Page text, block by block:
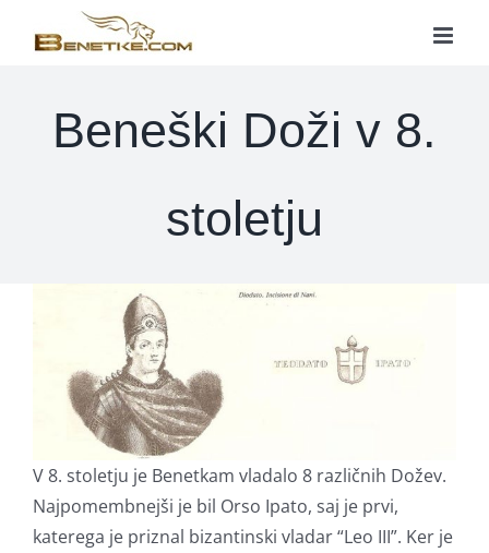
Beneški Doži v 8.
stoletju
V 8. stoletju je Benetkam vladalo 8 različnih Dožev.
Najpomembnejši je bil Orso Ipato, saj je prvi,
katerega je priznal bizantinski vladar “Leo III”. Ker je